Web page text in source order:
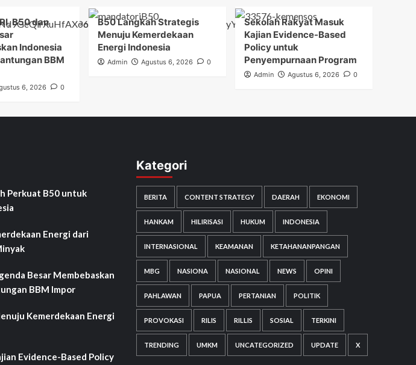
B50 dan
Indonesia
BBM
6, 2026 0
B50 Langkah Strategis
Menuju Kemerdekaan
Energi Indonesia
Admin Agustus 6, 2026 0
Sekolah Rakyat Masuk
Kajian Evidence-Based
Policy untuk
Penyempurnaan Program
Admin Agustus 6, 2026 0
Perkuat B50 untuk
Energi dari
Besar Membebaskan
BBM Impor
Kemerdekaan Energi
Evidence-Based Policy
Kategori
BERITA CONTENT STRATEGY DAERAH EKONOMI
HANKAM HILIRISASI HUKUM INDONESIA
INTERNASIONAL KEAMANAN KETAHANANPANGAN
MBG NASIONA NASIONAL NEWS OPINI
PAHLAWAN PAPUA PERTANIAN POLITIK
PROVOKASI RILIS RILLIS SOSIAL TERKINI
TRENDING UMKM UNCATEGORIZED UPDATE X